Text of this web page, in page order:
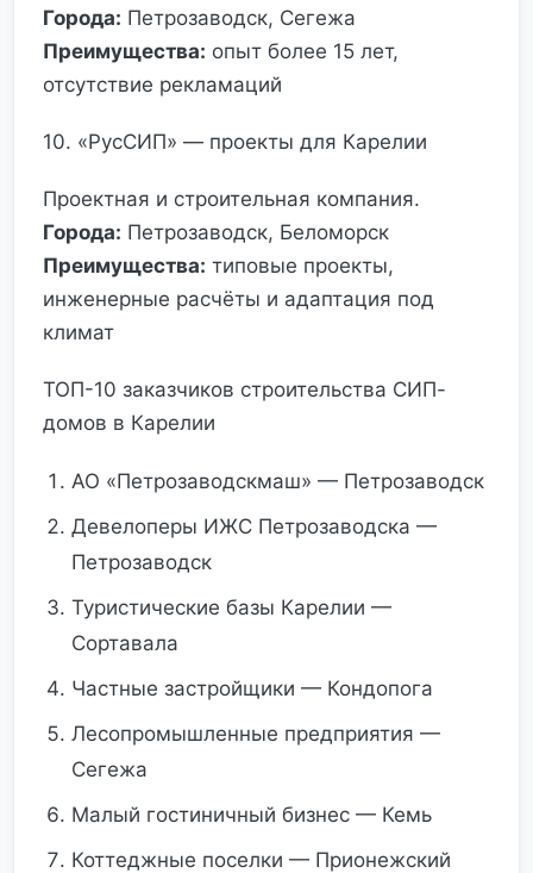
Города: Петрозаводск, Сегежа
Преимущества: опыт более 15 лет,
отсутствие рекламаций
10. «РусСИП» — проекты для Карелии
Проектная и строительная компания.
Города: Петрозаводск, Беломорск
Преимущества: типовые проекты,
инженерные расчёты и адаптация под
климат
ТОП-10 заказчиков строительства СИП-
домов в Карелии
АО «Петрозаводскмаш» — Петрозаводск
Девелоперы ИЖС Петрозаводска —
Петрозаводск
Туристические базы Карелии —
Сортавала
Частные застройщики — Кондопога
Лесопромышленные предприятия —
Сегежа
Малый гостиничный бизнес — Кемь
Коттеджные поселки — Прионежский